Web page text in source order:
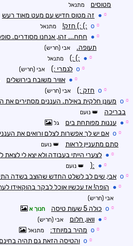
מטוסים
מתנאל
☼
● זה מטוס חדיש עם מעט מאוד רעש
☼
o :) :) חזק! מתנאל
☼
● חחח... זהו, אנחנו מסודרים.
תעופה.
אבי (חריש)
☼
●
:) :) מתנאל
☼
o לגמרי :) אבי (חריש)
☼
● אוויר משובח בירושלים
☼
o חזק :) אבי (חריש)
☼
o מעונן חלקית באילת. העננים מסתירים
בבריכה
נועם
☼
● עננות מפותחת בים גל
☼
o אם יש לך אפשרות לצלם ורואים את
סתם מתעניין לראות
נועם
☼
● לצערי הייתי בעבודה ולא יצא לי לצאת
☼
●
:( נועם
☼
o אבי, שים לב לשלט החדש שהוצב בשדה
☼
● הופה! אז עכשיו אוכל לבקר בהוקאידו
אבי (חריש)
☼
o כולה 5 שעות טיסה חנוך א
☼
● וואו, חלום אבי (חריש)
☼
o מהיר במיוחד: מתנאל
☼
o והטיסה הזאת גם תהיה